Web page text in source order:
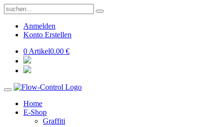
Anmelden
Konto Erstellen
0 Artikel0.00 €
Home
E-Shop
Graffiti